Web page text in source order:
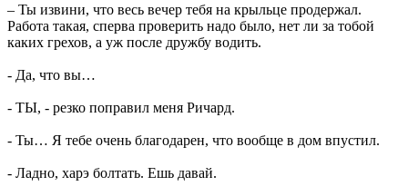
– Ты извини, что весь вечер тебя на крыльце продержал.
Работа такая, сперва проверить надо было, нет ли за тобой
каких грехов, а уж после дружбу водить.
- Да, что вы…
- ТЫ, - резко поправил меня Ричард.
- Ты… Я тебе очень благодарен, что вообще в дом впустил.
- Ладно, харэ болтать. Ешь давай.